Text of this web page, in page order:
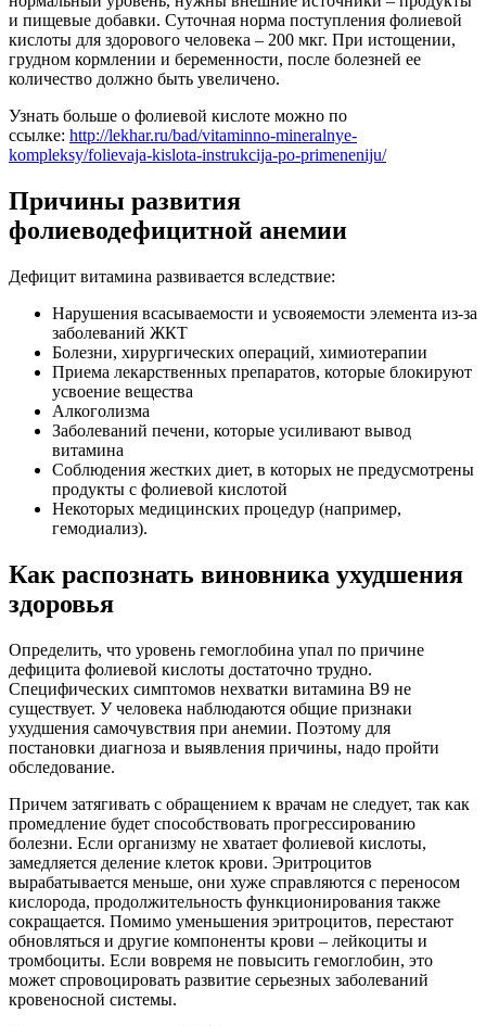
и пищевые добавки. Суточная норма поступления фолиевой
кислоты для здорового человека – 200 мкг. При истощении,
грудном кормлении и беременности, после болезней ее
количество должно быть увеличено.
Узнать больше о фолиевой кислоте можно по
ссылке: http://lekhar.ru/bad/vitaminno-mineralnye-
kompleksy/folievaja-kislota-instrukcija-po-primeneniju/
Причины развития
фолиеводефицитной анемии
Дефицит витамина развивается вследствие:
Нарушения всасываемости и усвояемости элемента из-за
заболеваний ЖКТ
Болезни, хирургических операций, химиотерапии
Приема лекарственных препаратов, которые блокируют
усвоение вещества
Алкоголизма
Заболеваний печени, которые усиливают вывод
витамина
Соблюдения жестких диет, в которых не предусмотрены
продукты с фолиевой кислотой
Некоторых медицинских процедур (например,
гемодиализ).
Как распознать виновника ухудшения
здоровья
Определить, что уровень гемоглобина упал по причине
дефицита фолиевой кислоты достаточно трудно.
Специфических симптомов нехватки витамина В9 не
существует. У человека наблюдаются общие признаки
ухудшения самочувствия при анемии. Поэтому для
постановки диагноза и выявления причины, надо пройти
обследование.
Причем затягивать с обращением к врачам не следует, так как
промедление будет способствовать прогрессированию
болезни. Если организму не хватает фолиевой кислоты,
замедляется деление клеток крови. Эритроцитов
вырабатывается меньше, они хуже справляются с переносом
кислорода, продолжительность функционирования также
сокращается. Помимо уменьшения эритроцитов, перестают
обновляться и другие компоненты крови – лейкоциты и
тромбоциты. Если вовремя не повысить гемоглобин, это
может спровоцировать развитие серьезных заболеваний
кровеносной системы.